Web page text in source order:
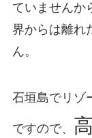
ていませんか
界からは離れ
ん。
石垣島でリゾ
ですので、